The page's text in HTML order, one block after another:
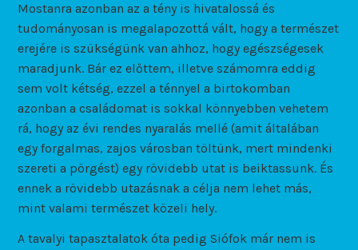
Mostanra azonban az a tény is hivatalossá és
tudományosan is megalapozottá vált, hogy a természet
erejére is szükségünk van ahhoz, hogy egészségesek
maradjunk. Bár ez előttem, illetve számomra eddig
sem volt kétség, ezzel a ténnyel a birtokomban
azonban a családomat is sokkal könnyebben vehetem
rá, hogy az évi rendes nyaralás mellé (amit általában
egy forgalmas, zajos városban töltünk, mert mindenki
szereti a pörgést) egy rövidebb utat is beiktassunk. És
ennek a rövidebb utazásnak a célja nem lehet más,
mint valami természet közeli hely.
A tavalyi tapasztalatok óta pedig Siófok már nem is